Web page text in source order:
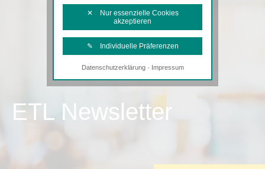
ETL Newsletter
✕ Nur essenzielle Cookies
akzeptieren
✎ Individuelle Präferenzen
Notwendige Cookies
Diese Cookies sind erforderlich, um die
Tracking- und Targeting-Cookies
Datenschutzerklärung· Impressum